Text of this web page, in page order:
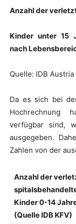
Anzahl der
Kinder unter 15
nach
Quelle: IDB Austria
Da es sich bei
Hochrechnung
verfügbar sind,
ausgegeben.
Zahlen von der
Anzahl der
Kinder 0-14
(Quelle IDB KFV)